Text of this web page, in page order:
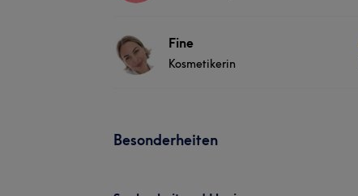
Fine
Kosmetikerin
Besonderheiten